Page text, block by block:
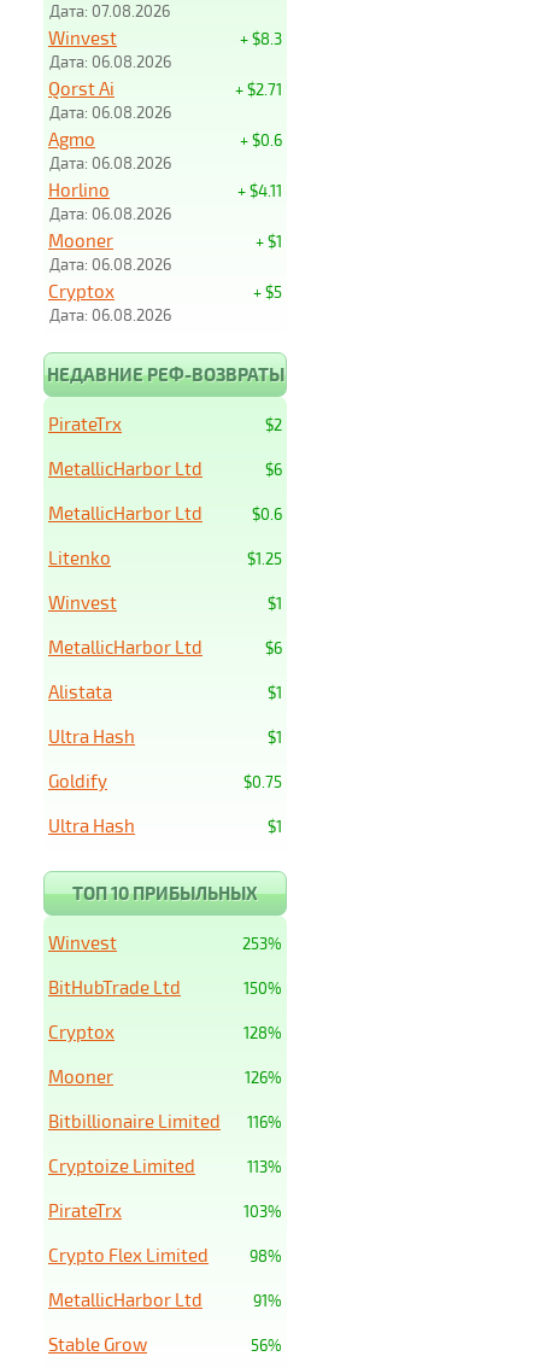
Дата: 07.08.2026
+ $8.3
Winvest
Дата: 06.08.2026
+ $2.71
Qorst Ai
Дата: 06.08.2026
+ $0.6
Agmo
Дата: 06.08.2026
+ $4.11
Horlino
Дата: 06.08.2026
+ $1
Mooner
Дата: 06.08.2026
+ $5
Cryptox
Дата: 06.08.2026
НЕДАВНИЕ РЕФ-ВОЗВРАТЫ
$2
PirateTrx
$6
MetallicHarbor Ltd
$0.6
MetallicHarbor Ltd
$1.25
Litenko
$1
Winvest
$6
MetallicHarbor Ltd
$1
Alistata
$1
Ultra Hash
$0.75
Goldify
$1
Ultra Hash
ТОП 10 ПРИБЫЛЬНЫХ
253%
Winvest
150%
BitHubTrade Ltd
128%
Cryptox
126%
Mooner
116%
Bitbillionaire Limited
113%
Cryptoize Limited
103%
PirateTrx
98%
Crypto Flex Limited
91%
MetallicHarbor Ltd
56%
Stable Grow